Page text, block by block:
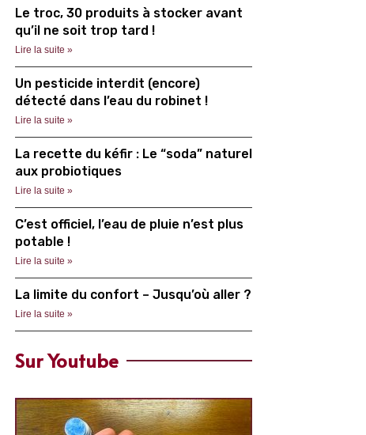
Le troc, 30 produits à stocker avant
qu’il ne soit trop tard !
Lire la suite »
Un pesticide interdit (encore)
détecté dans l’eau du robinet !
Lire la suite »
La recette du kéfir : Le “soda” naturel
aux probiotiques
Lire la suite »
C’est officiel, l’eau de pluie n’est plus
potable !
Lire la suite »
La limite du confort – Jusqu’où aller ?
Lire la suite »
Sur Youtube